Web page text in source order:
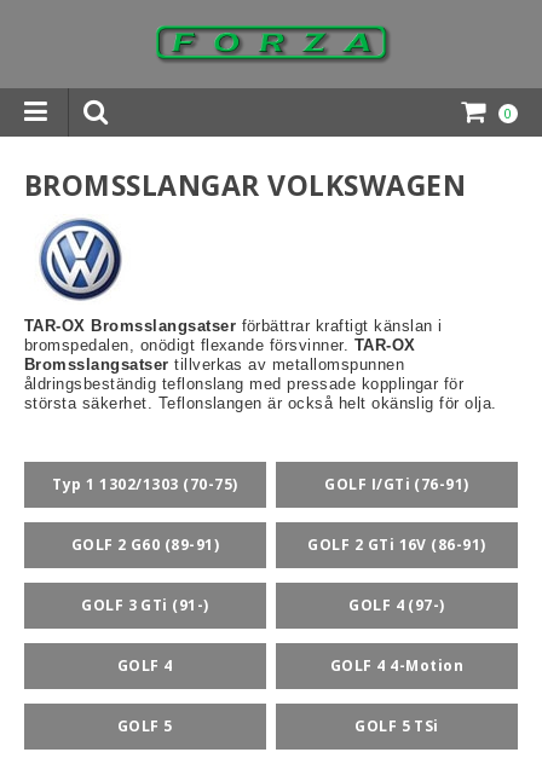
0
Rally-Racing-Klassiker
BUMPSTOPS, DAMASKER UNIVERSAL, DOMKRAFTS-
BROMSSLANGAR VOLKSWAGEN
TAR-OX Bromsslangsatser förbättrar kraftigt känslan i
bromspedalen, onödigt flexande försvinner. TAR-OX
Bromsslangsatser tillverkas av metallomspunnen
åldringsbeständig teflonslang med pressade kopplingar för
största säkerhet. Teflonslangen är också helt okänslig för olja.
Typ 1 1302/1303 (70-75) GOLF I/GTi (76-91)
GOLF 2 G60 (89-91) GOLF 2 GTi 16V (86-91)
GOLF 3 GTi (91-) GOLF 4 (97-)
GOLF 4 GOLF 4 4-Motion
GOLF 5 GOLF 5 TSi